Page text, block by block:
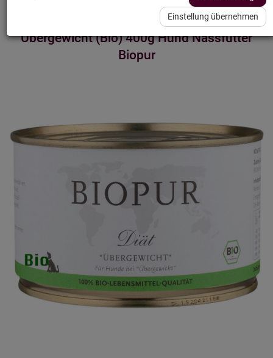
Übergewicht (Bio) 400g Hund Nassfutter
Biopur
Einstellung übernehmen